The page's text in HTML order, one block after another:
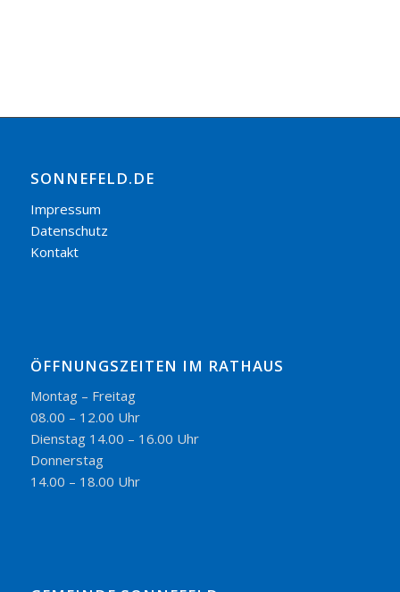
SONNEFELD.DE
Impressum
Datenschutz
Kontakt
ÖFFNUNGSZEITEN IM RATHAUS
Montag – Freitag
08.00 – 12.00 Uhr
Dienstag 14.00 – 16.00 Uhr
Donnerstag
14.00 – 18.00 Uhr